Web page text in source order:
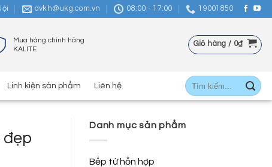
dvkh@ukg.com.vn 08:00 - 17:00 19001850
Mua hàng chính hãng
KALITE
Giỏ hàng / 0₫
Linh kiện sản phẩm Liên hệ
Tìm
kiếm:
đẹp
Danh mục sản phẩm
Bếp từ hỗn hợp